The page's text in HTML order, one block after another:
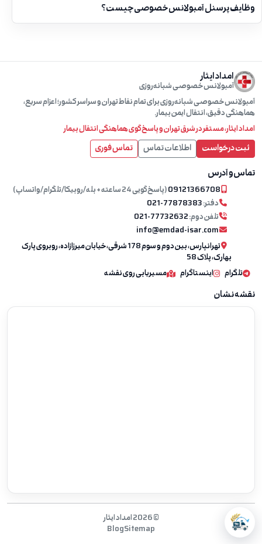
وظایف پرسنل آمبولانس خصوصی چیست؟
امداد ایثار
آمبولانس خصوصی شبانه‌روزی
آمبولانس خصوصی شبانه‌روزی برای تمام نقاط تهران و سراسر کشور؛ اعزام سریع،
هماهنگی دقیق، انتقال ایمن بیمار.
امداد ایثار، مستقر در شرق تهران و پاسخ‌گوی هماهنگی انتقال بیمار
ثبت درخواست اطلاعات تماس تماس فوری
تماس و آدرس
09121366708(پاسخ‌گویی 24 ساعته + بله/روبیکا/تلگرام/واتساپ)
دفتر:021-77878383
تلفن دوم:021-77732632
info@emdad-isar.com
تهرانپارس، بین دوم و سوم 178 شرقی، خیابان میرزازاده، روبروی پارک
بهارک، پلاک 58
تلگرام
اینستاگرام مسیریابی روی نقشه
نقشه نشان
©
2026امداد ایثار
Sitemap
Blog